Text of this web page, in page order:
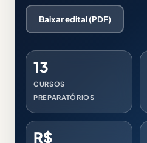
Baixar edital (PDF)
13
CURSOS
PREPARATÓRIOS
R$